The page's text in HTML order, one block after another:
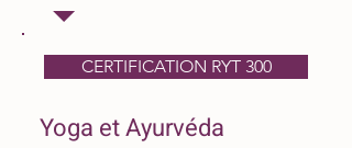
CERTIFICATION RYT 300
Yoga et Ayurvéda